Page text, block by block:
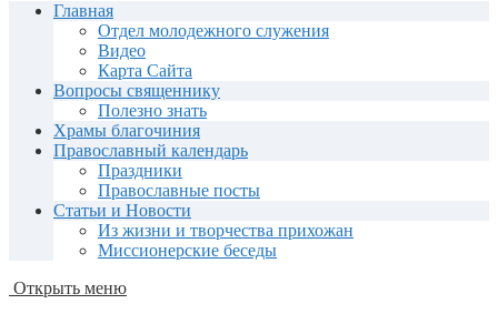
Главная
Отдел молодежного служения
Видео
Карта Сайта
Вопросы священнику
Полезно знать
Храмы благочиния
Православный календарь
Праздники
Православные посты
Статьи и Новости
Из жизни и творчества прихожан
Миссионерские беседы
Открыть меню